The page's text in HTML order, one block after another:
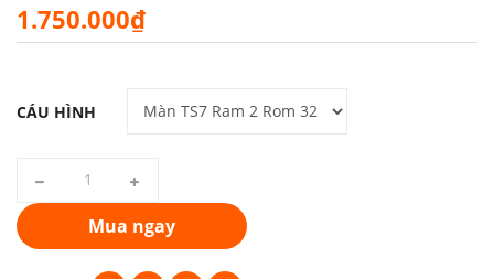
1.750.000₫
CÁU HÌNH
Mua ngay